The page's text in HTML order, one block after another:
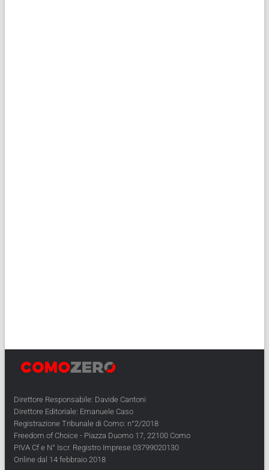
Direttore Responsabile: Davide Cantoni
Direttore Editoriale: Emanuele Caso
Registrazione Tribunale di Como: n°2/2018
Freedom of Choice - Piazza Duomo 17, 22100 Como
PIVA Cf e N° Iscr. Registro Imprese 03799020130
Online dal 14 febbraio 2018